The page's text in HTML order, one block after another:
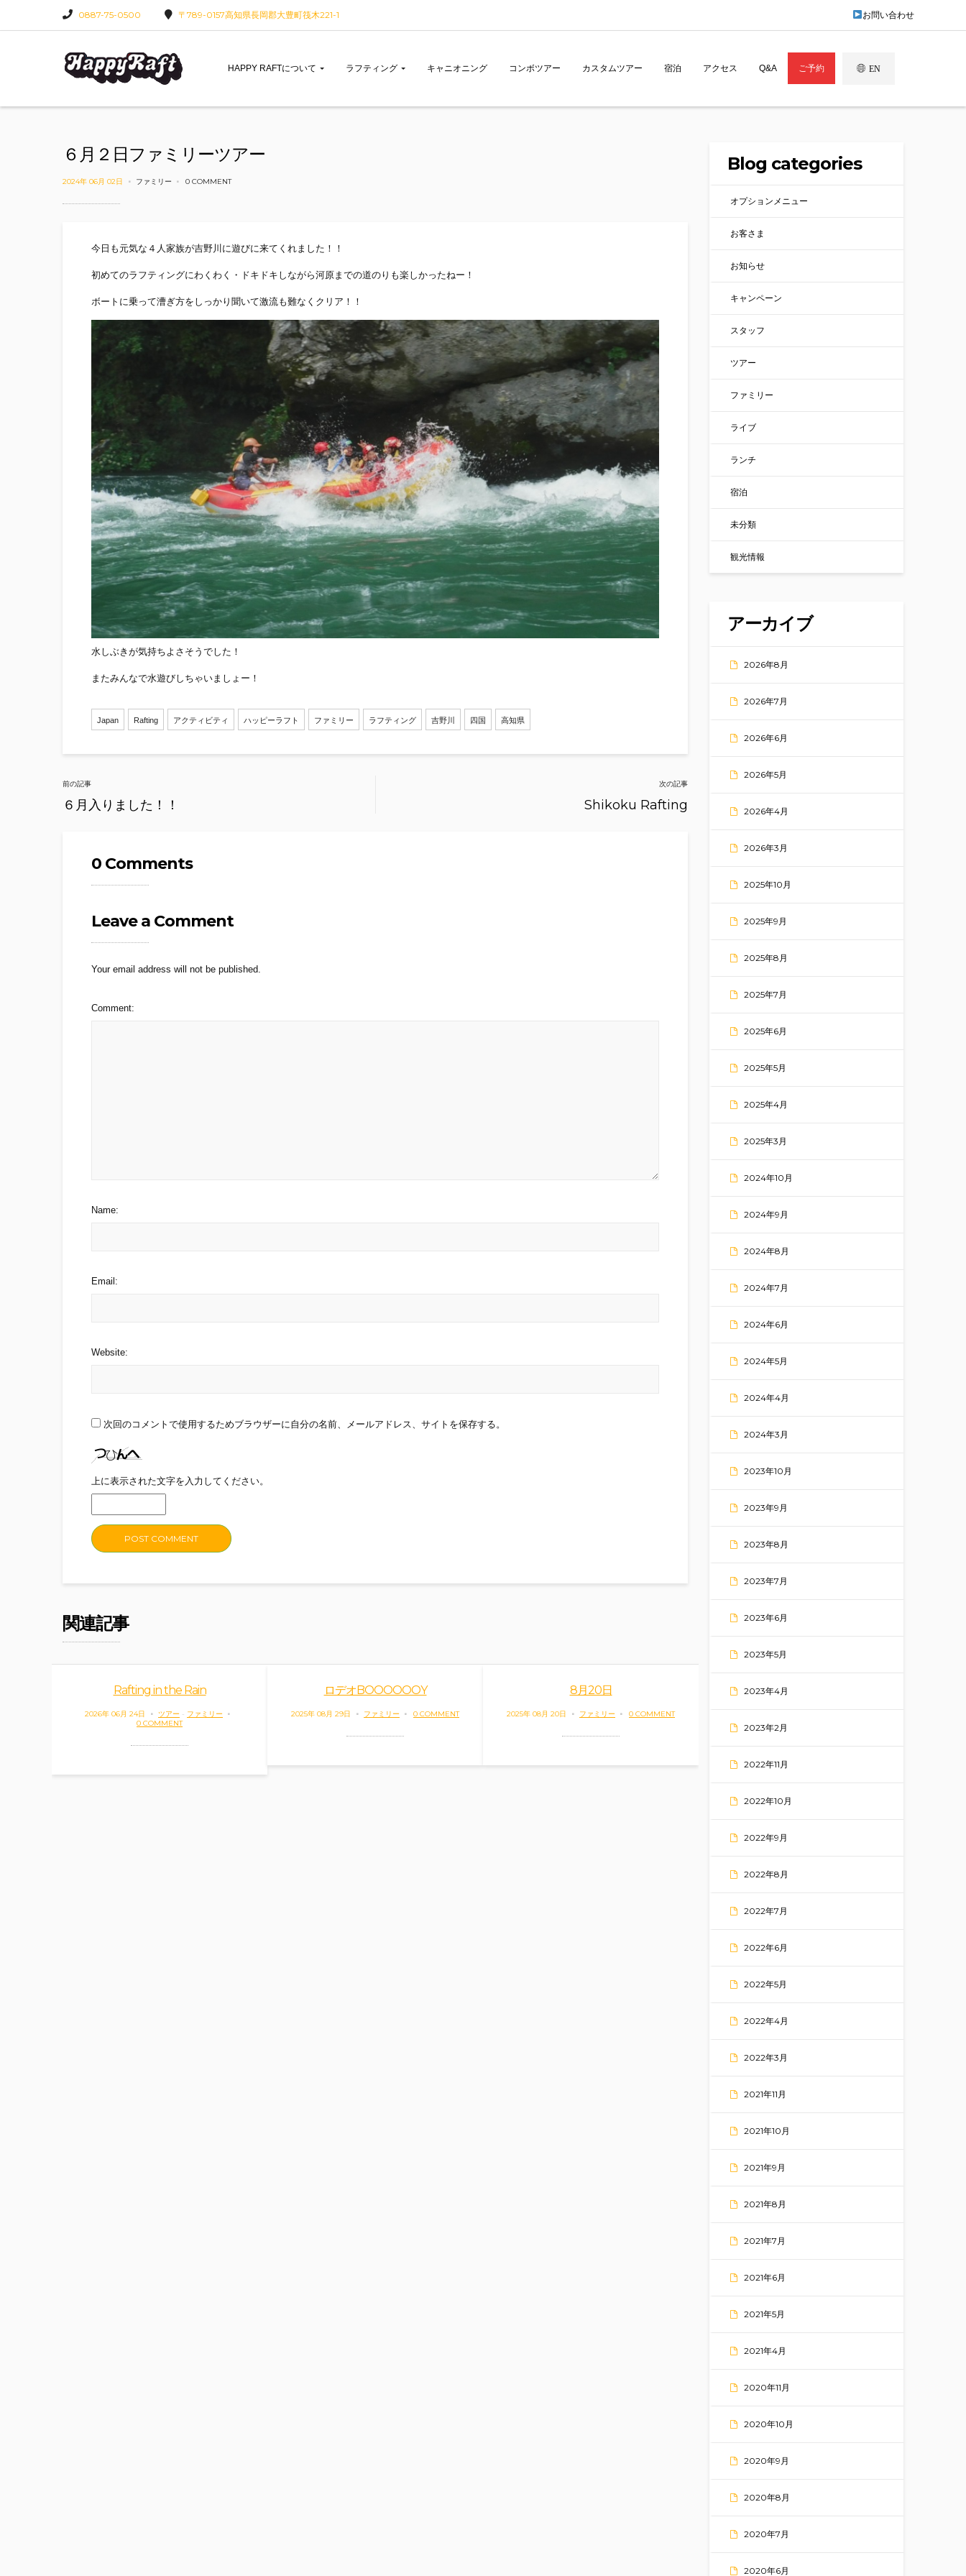
0887-75-0500 〒789-0157高知県長岡郡大豊町筏木221-1 お問い合わせ
HAPPY RAFTについて ラフティング キャニオニング コンボツアー カスタムツアー 宿泊 アクセス Q&A ご予約 EN
６月２日ファミリーツアー
2024年 06月 02日 ファミリー 0 COMMENT
今日も元気な４人家族が吉野川に遊びに来てくれました！！
初めてのラフティングにわくわく・ドキドキしながら河原までの道のりも楽しかったねー！
ボートに乗って漕ぎ方をしっかり聞いて激流も難なくクリア！！
水しぶきが気持ちよさそうでした！
またみんなで水遊びしちゃいましょー！
Japan Rafting アクティビティ ハッピーラフト ファミリー ラフティング 吉野川 四国 高知県
Post
navigation
前の記事
６月入りました！！
次の記事
Shikoku Rafting
0 Comments
Leave a Comment
Your email address will not be published.
Comment:
Name:
Email:
Website:
次回のコメントで使用するためブラウザーに自分の名前、メールアドレス、サイトを保存する。
上に表示された文字を入力してください。
関連記事
Rafting in the Rain
2026年 06月 24日 ツアー - ファミリー
0 COMMENT
ロデオBOOOOOOY
2025年 08月 29日 ファミリー 0 COMMENT
8月20日
2025年 08月 20日 ファミリー 0 COMMENT
Blog categories
オプションメニュー
お客さま
お知らせ
キャンペーン
スタッフ
ツアー
ファミリー
ライブ
ランチ
宿泊
未分類
観光情報
アーカイブ
2026年8月
2026年7月
2026年6月
2026年5月
2026年4月
2026年3月
2025年10月
2025年9月
2025年8月
2025年7月
2025年6月
2025年5月
2025年4月
2025年3月
2024年10月
2024年9月
2024年8月
2024年7月
2024年6月
2024年5月
2024年4月
2024年3月
2023年10月
2023年9月
2023年8月
2023年7月
2023年6月
2023年5月
2023年4月
2023年2月
2022年11月
2022年10月
2022年9月
2022年8月
2022年7月
2022年6月
2022年5月
2022年4月
2022年3月
2021年11月
2021年10月
2021年9月
2021年8月
2021年7月
2021年6月
2021年5月
2021年4月
2020年11月
2020年10月
2020年9月
2020年8月
2020年7月
2020年6月